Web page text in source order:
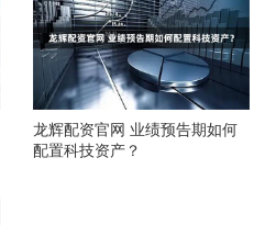
龙辉配资官网 业绩预告期如何
配置科技资产？